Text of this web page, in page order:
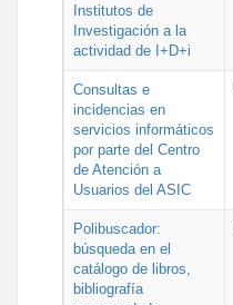
Institutos de
Investigación a la
actividad de I+D+i
Consultas e
incidencias en
servicios informáticos
por parte del Centro
de Atención a
Usuarios del ASIC
Polibuscador:
búsqueda en el
catálogo de libros,
bibliografía